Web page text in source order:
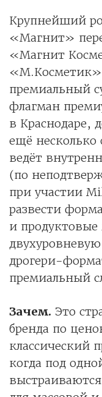
Крупнейший
«Магнит»
«Магнит
«M.Косметик»
премиальный
флагман
в Краснодаре,
ещё несколько
ведёт
(по
при участии
развести
и
дрогери-
премиальный
Зачем. Это
бренда по
классический
когда под